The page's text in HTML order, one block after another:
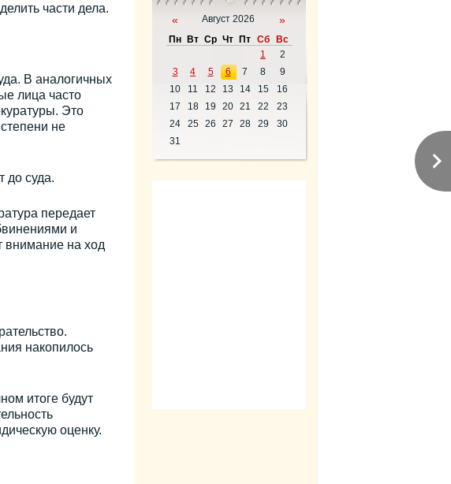
части дела.
В аналогичных
лица часто
Это
не
до суда.
передает
и
внимание на ход
накопилось
итоге будут
оценку.
« Август 2026 »
Пн Вт Ср Чт Пт Сб
Вс
1
2
3
4 5 6 7 8
9
10
11 12 13 14 15
16
17
18 19 20 21 22
23
24
25 26 27 28 29
30
31